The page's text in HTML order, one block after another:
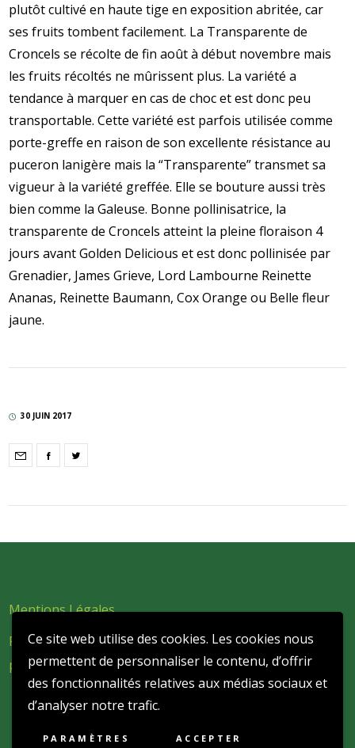
Ce site web utilise des cookies. Les cookies nous
permettent de personnaliser le contenu, d’offrir
des fonctionnalités relatives aux médias sociaux et
d’analyser notre trafic.
PARAMÈTRES ACCEPTER
plutôt cultivé en haute tige en exposition abritée, car
ses fruits tombent facilement. La Transparente de
Croncels se récolte de fin août à début novembre mais
les fruits récoltés ne mûrissent plus. La variété a
tendance à marquer en cas de choc et est donc peu
transportable. Cette variété est parfois utilisée comme
porte-greffe en raison de son excellente résistance au
puceron lanigère mais la “Transparente” transmet sa
vigueur à la variété greffée. Elle se bouture aussi très
bien comme la Galeuse. Bonne pollinisatrice, la
transparente de Croncels atteint la pleine floraison 4
jours avant Golden Delicious et est donc pollinisée par
Grenadier, James Grieve, Lord Lambourne Reinette
Ananas, Reinette Baumann, Cox Orange ou Belle fleur
jaune.
30 JUIN 2017
Mentions Légales
Politique de confidentialité et de protection des données
personnelles